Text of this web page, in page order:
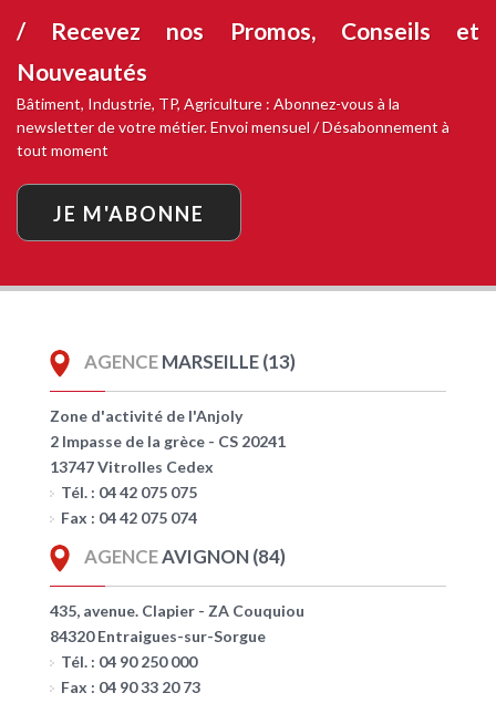
/ Recevez nos Promos, Conseils et
Nouveautés
Bâtiment, Industrie, TP, Agriculture : Abonnez-vous à la
newsletter de votre métier. Envoi mensuel / Désabonnement à
tout moment
JE M'ABONNE
AGENCEMARSEILLE (13)
Zone d'activité de l'Anjoly
2 Impasse de la grèce - CS 20241
13747 Vitrolles Cedex
Tél. : 04 42 075 075
Fax : 04 42 075 074
AGENCEAVIGNON (84)
435, avenue. Clapier - ZA Couquiou
84320 Entraigues-sur-Sorgue
Tél. : 04 90 250 000
Fax : 04 90 33 20 73